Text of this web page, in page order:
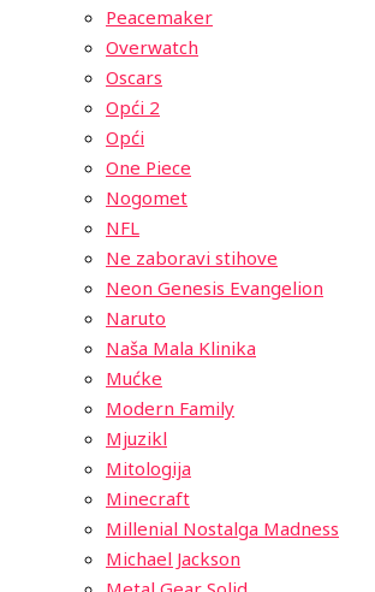
Peacemaker
Overwatch
Oscars
Opći 2
Opći
One Piece
Nogomet
NFL
Ne zaboravi stihove
Neon Genesis Evangelion
Naruto
Naša Mala Klinika
Mućke
Modern Family
Mjuzikl
Mitologija
Minecraft
Millenial Nostalga Madness
Michael Jackson